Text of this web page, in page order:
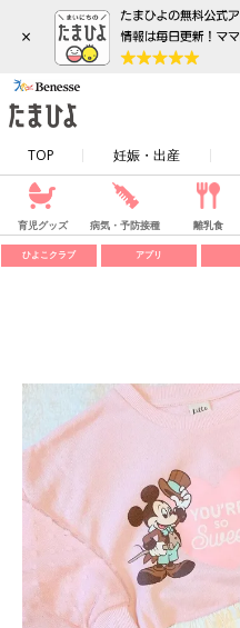
×
TOP 妊娠・出産
育児グッズ 病気・予防接種 離乳食
ひよこクラブ アプリ